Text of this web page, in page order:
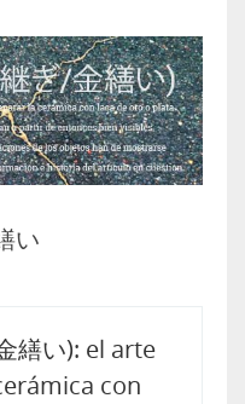
い
繕い): el arte
con